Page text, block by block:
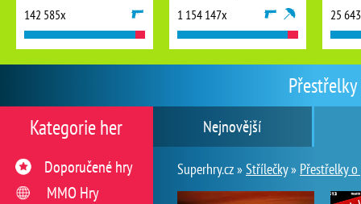
Nejnovější
Superhry.cz »Střílečky» Přestřelky
Kategorie her
Doporučené hry
MMO Hry
142 585x 1 154 147x 25